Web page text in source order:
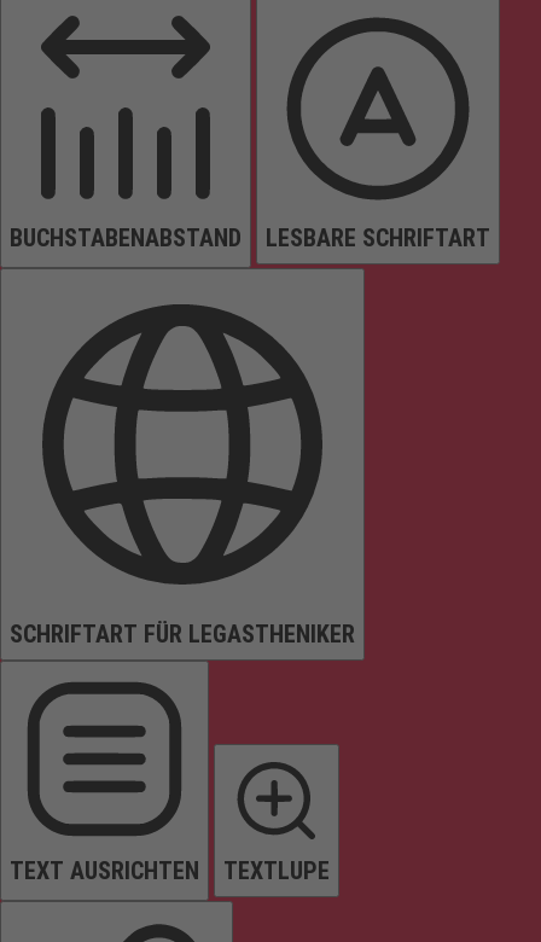
BUCHSTABENABSTAND LESBARE SCHRIFTART
SCHRIFTART FÜR LEGASTHENIKER
TEXT AUSRICHTEN TEXTLUPE